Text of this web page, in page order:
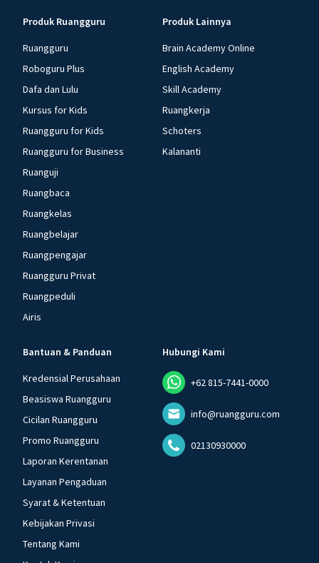
Produk Ruangguru
Ruangguru
Roboguru Plus
Dafa dan Lulu
Kursus for Kids
Ruangguru for Kids
Ruangguru for Business
Ruanguji
Ruangbaca
Ruangkelas
Ruangbelajar
Ruangpengajar
Ruangguru Privat
Ruangpeduli
Airis
Produk Lainnya
Brain Academy Online
English Academy
Skill Academy
Ruangkerja
Schoters
Kalananti
Bantuan & Panduan
Kredensial Perusahaan
Beasiswa Ruangguru
Cicilan Ruangguru
Promo Ruangguru
Laporan Kerentanan
Layanan Pengaduan
Syarat & Ketentuan
Kebijakan Privasi
Tentang Kami
Hubungi Kami
+62 815-7441-0000
info@ruangguru.com
02130930000